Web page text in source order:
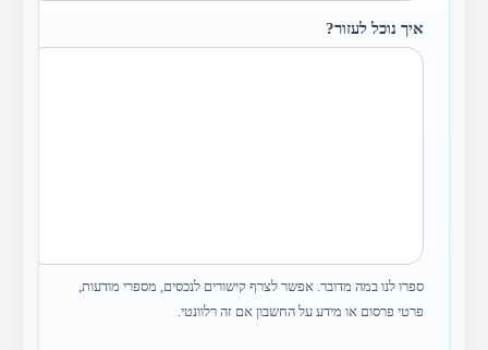
איך נוכל לעזור?
ספרו לנו במה מדובר. אפשר לצרף קישורים לנכסים, מספרי מודעות,
פרטי פרסום או מידע על החשבון אם זה רלוונטי.